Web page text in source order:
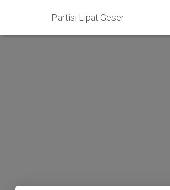
Partisi Lipat Geser